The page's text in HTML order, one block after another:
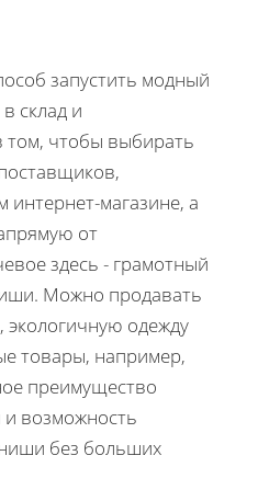
запустить модный
склад и
том, чтобы выбирать
магазине, а
от
здесь - грамотный
Можно продавать
экологичную одежду
товары, например,
преимущество
возможность
без больших